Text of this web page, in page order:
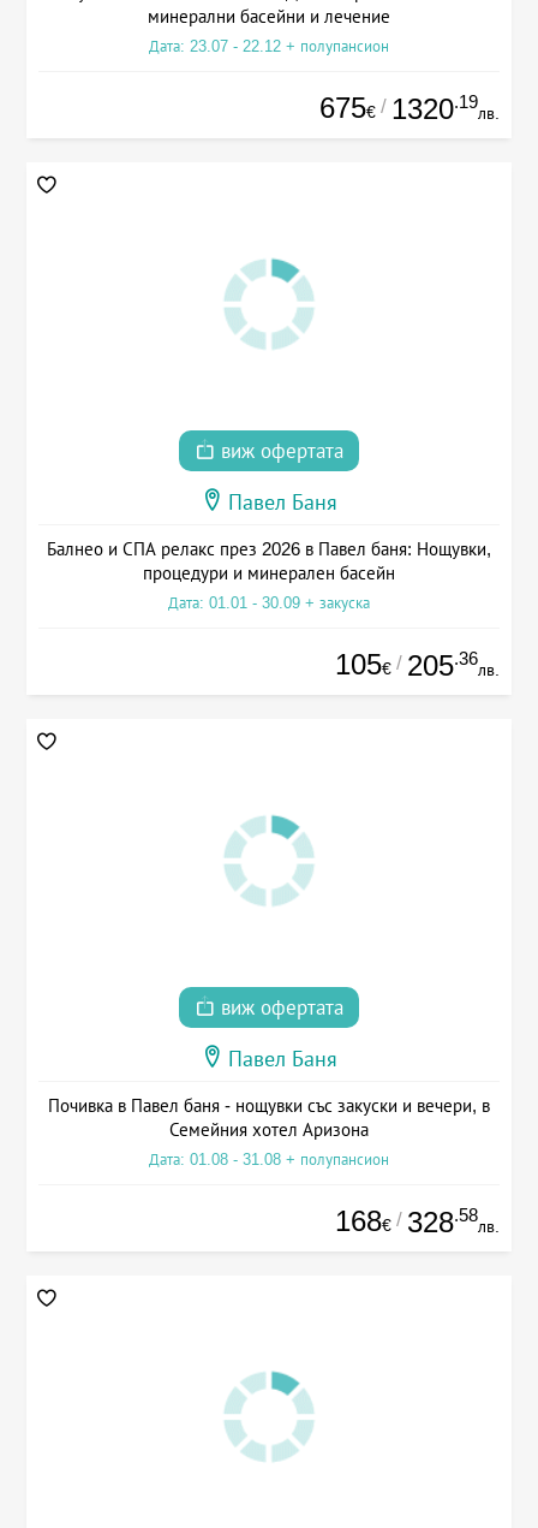
минерални басейни и лечение
Дата: 23.07 - 22.12 + полупансион
675€ / 1320.19
лв.
виж офертата
Павел Баня
Балнео и СПА релакс през 2026 в Павел баня: Нощувки,
процедури и минерален басейн
Дата: 01.01 - 30.09 + закуска
105€ / 205.36
лв.
виж офертата
Павел Баня
Почивка в Павел баня - нощувки със закуски и вечери, в
Семейния хотел Аризона
Дата: 01.08 - 31.08 + полупансион
168€ / 328.58
лв.